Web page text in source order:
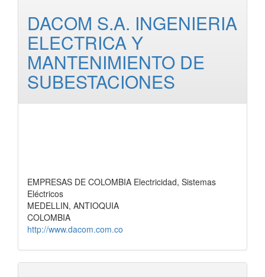
DACOM S.A. INGENIERIA
ELECTRICA Y
MANTENIMIENTO DE
SUBESTACIONES
EMPRESAS DE COLOMBIA Electricidad, Sistemas
Eléctricos
MEDELLIN, ANTIOQUIA
COLOMBIA
http://www.dacom.com.co